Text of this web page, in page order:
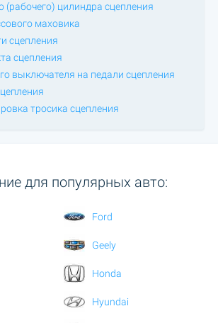
(рабочего) цилиндра сцепления
маховика
сцепления
сцепления
выключателя на педали сцепления
тросика сцепления
для популярных авто:
Ford
Geely
Honda
Hyundai